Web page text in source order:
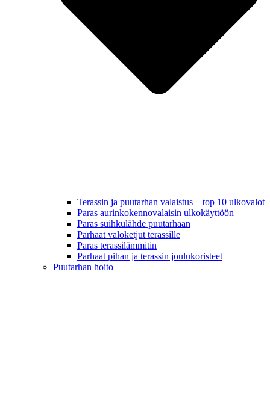
Terassin ja puutarhan valaistus – top 10 ulkovalot
Paras aurinkokennovalaisin ulkokäyttöön
Paras suihkulähde puutarhaan
Parhaat valoketjut terassille
Paras terassilämmitin
Parhaat pihan ja terassin joulukoristeet
Puutarhan hoito